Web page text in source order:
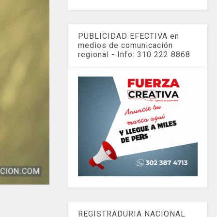
PUBLICIDAD EFECTIVA en
medios de comunicación
regional - Info: 310 222 8868
REGISTRADURIA NACIONAL